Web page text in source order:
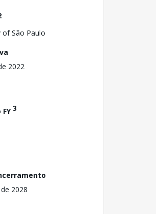
of São Paulo
2022
3
2028